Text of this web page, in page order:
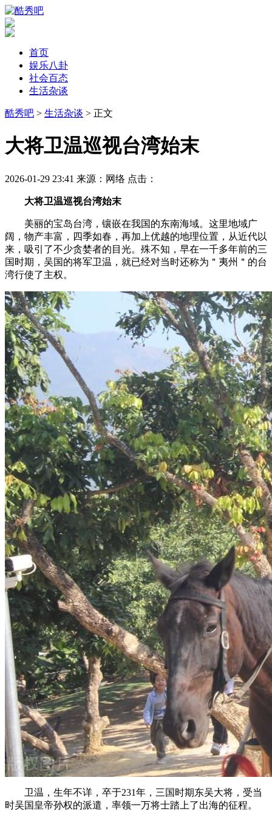
首页
娱乐八卦
社会百态
生活杂谈
酷秀吧 > 生活杂谈 > 正文
​大将卫温巡视台湾始末
2026-01-29 23:41 来源：网络 点击：
大将卫温巡视台湾始末
美丽的宝岛台湾，镶嵌在我国的东南海域。这里地域广
阔，物产丰富，四季如春，再加上优越的地理位置，从近代以
来，吸引了不少贪婪者的目光。殊不知，早在一千多年前的三
国时期，吴国的将军卫温，就已经对当时还称为＂夷州＂的台
湾行使了主权。
卫温，生年不详，卒于231年，三国时期东吴大将，受当
时吴国皇帝孙权的派遣，率领一万将士踏上了出海的征程。